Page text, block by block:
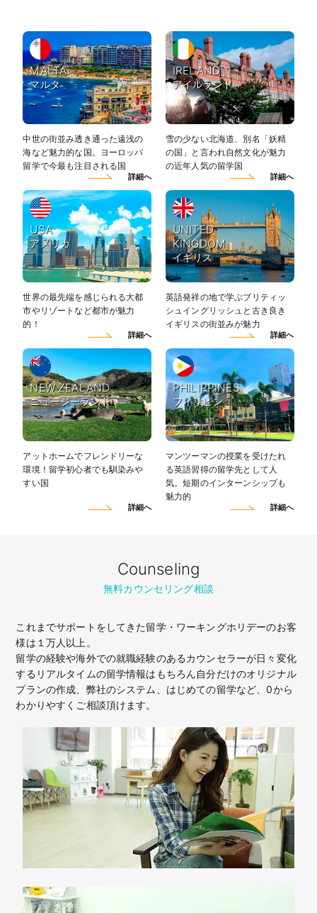
MALTA
マルタ
中世の街並み透き通った遠浅の
海など魅力的な国。ヨーロッパ
留学で今最も注目される国
詳細へ
IRELAND
アイルランド
雪の少ない北海道、別名「妖精
の国」と言われ自然文化が魅力
の近年人気の留学国
詳細へ
USA
アメリカ
世界の最先端を感じられる大都
市やリゾートなど都市が魅力
的！
詳細へ
UNITED
KINGDOM
イギリス
英語発祥の地で学ぶブリティッ
シュイングリッシュと古き良き
イギリスの街並みが魅力
詳細へ
NEW ZEALAND
ニュージーランド
アットホームでフレンドリーな
環境！留学初心者でも馴染みや
すい国
詳細へ
PHILIPPINES
フィリピン
マンツーマンの授業を受けたれ
る英語習得の留学先として人
気。短期のインターンシップも
魅力的
詳細へ
Counseling
無料カウンセリング相談
これまでサポートをしてきた留学・ワーキングホリデーのお客
様は１万人以上。
留学の経験や海外での就職経験のあるカウンセラーが日々変化
するリアルタイムの留学情報はもちろん自分だけのオリジナル
プランの作成、弊社のシステム、はじめての留学など、0から
わかりやすくご相談頂けます。